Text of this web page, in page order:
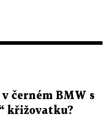
černém BMW s
křižovatku?